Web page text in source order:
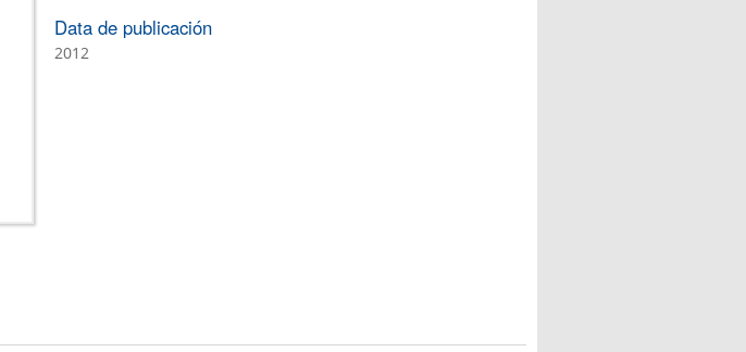
Data de publicación
2012